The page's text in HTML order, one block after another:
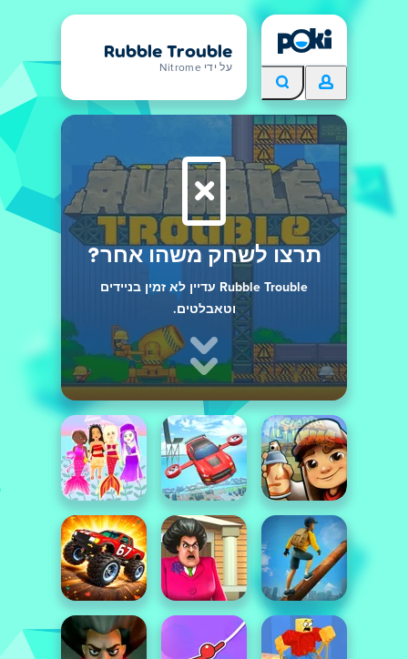
Rubble Trouble
על ידי Nitrome
תרצו לשחק משהו אחר?
Rubble Trouble עדיין לא זמין בניידים
וטאבלטים.